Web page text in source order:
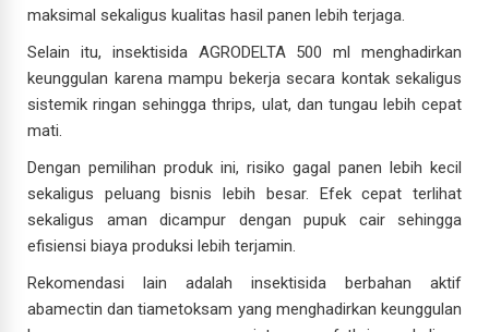
maksimal sekaligus kualitas hasil panen lebih terjaga.
Selain itu, insektisida AGRODELTA 500 ml menghadirkan
keunggulan karena mampu bekerja secara kontak sekaligus
sistemik ringan sehingga thrips, ulat, dan tungau lebih cepat
mati.
Dengan pemilihan produk ini, risiko gagal panen lebih kecil
sekaligus peluang bisnis lebih besar. Efek cepat terlihat
sekaligus aman dicampur dengan pupuk cair sehingga
efisiensi biaya produksi lebih terjamin.
Rekomendasi lain adalah insektisida berbahan aktif
abamectin dan tiametoksam yang menghadirkan keunggulan